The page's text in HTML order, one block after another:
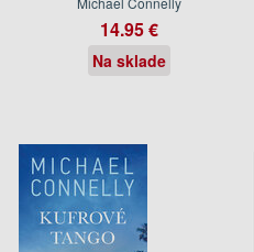
14.95 €
Na sklade